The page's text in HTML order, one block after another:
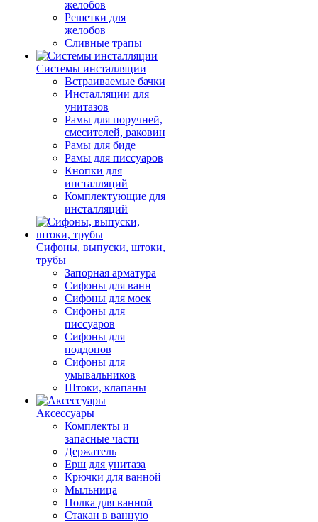
желобов
Решетки для
желобов
Сливные трапы
Системы инсталляции
Встраиваемые бачки
Инсталляции для
унитазов
Рамы для поручней,
смесителей, раковин
Рамы для биде
Рамы для писсуаров
Кнопки для
инсталляций
Комплектующие для
инсталляций
Сифоны, выпуски, штоки,
трубы
Запорная арматура
Сифоны для ванн
Сифоны для моек
Сифоны для
писсуаров
Сифоны для
поддонов
Сифоны для
умывальников
Штоки, клапаны
Аксессуары
Комплекты и
запасные части
Держатель
Ерш для унитаза
Крючки для ванной
Мыльница
Полка для ванной
Стакан в ванную